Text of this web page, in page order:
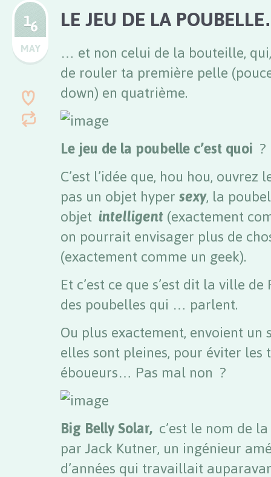
LE JEU DE LA
16
MAY
… et non celui de la bouteille,
de rouler ta première pelle
down) en quatrième.
Le jeu de la poubelle c’est quoi ?
C’est l’idée que, hou hou, ouvrez
pas un objet hyper sexy, la
objet intelligent (exactement
on pourrait envisager plus de
(exactement comme un geek).
Et c’est ce que s’est dit la ville
des poubelles qui … parlent.
Ou plus exactement, envoient
elles sont pleines, pour éviter les
éboueurs… Pas mal non ?
Big Belly Solar, c’est le nom de
par Jack Kutner, un ingénieur
d’années qui travaillait